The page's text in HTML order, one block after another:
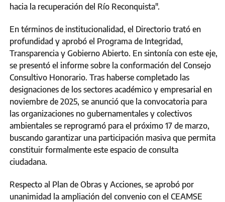
hacia la recuperación del Río Reconquista".
En términos de institucionalidad, el Directorio trató en
profundidad y aprobó el Programa de Integridad,
Transparencia y Gobierno Abierto. En sintonía con este eje,
se presentó el informe sobre la conformación del Consejo
Consultivo Honorario. Tras haberse completado las
designaciones de los sectores académico y empresarial en
noviembre de 2025, se anunció que la convocatoria para
las organizaciones no gubernamentales y colectivos
ambientales se reprogramó para el próximo 17 de marzo,
buscando garantizar una participación masiva que permita
constituir formalmente este espacio de consulta
ciudadana.
Respecto al Plan de Obras y Acciones, se aprobó por
unanimidad la ampliación del convenio con el CEAMSE